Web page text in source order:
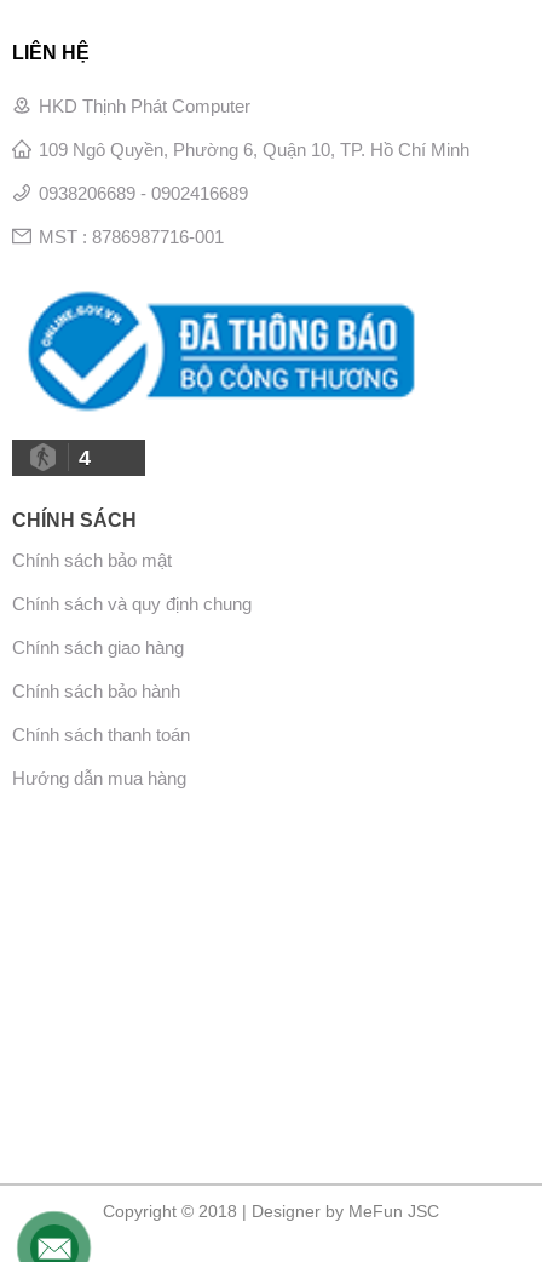
LIÊN HỆ
HKD Thịnh Phát Computer
109 Ngô Quyền, Phường 6, Quận 10, TP. Hồ Chí Minh
0938206689 - 0902416689
MST : 8786987716-001
4
CHÍNH SÁCH
Chính sách bảo mật
Chính sách và quy định chung
Chính sách giao hàng
Chính sách bảo hành
Chính sách thanh toán
Hướng dẫn mua hàng
Copyright © 2018 | Designer by MeFun JSC